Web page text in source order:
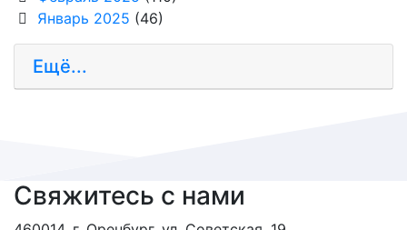
Январь 2025 (46)
Ещё...
Свяжитесь с нами